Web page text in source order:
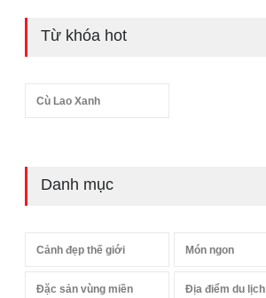
Từ khóa hot
Cù Lao Xanh
Danh mục
Cảnh đẹp thế giới Món ngon
Đặc sản vùng miền Địa điểm du lịch